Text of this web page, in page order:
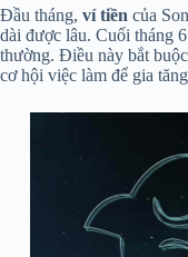
Đầu tháng, ví tiền của
dài được lâu. Cuối tháng
thường. Điều này bắt
cơ hội việc làm để gia